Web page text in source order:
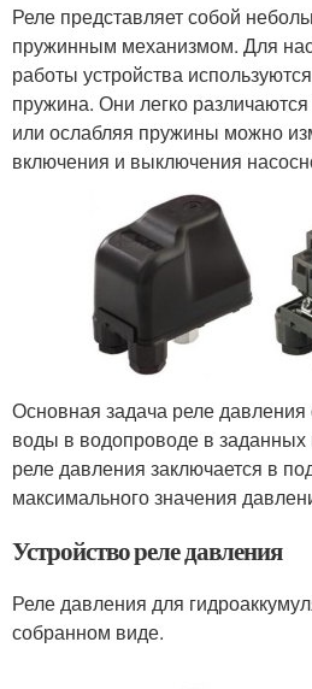
Реле представляет собой
пружинным механизмом. Для
работы устройства
пружина. Они легко
или ослабляя пружины можно
включения и выключения
Основная задача реле
воды в водопроводе в заданных
реле давления заключается в
максимального значения
Устройство реле давления
Реле давления для
собранном виде.